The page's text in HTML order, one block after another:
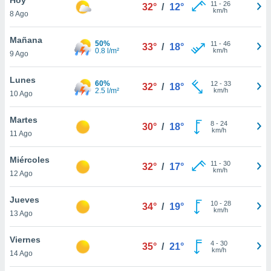
en
más
nuestra
de
cookies
aceptar
8 Ago
32° / 12° 11 - 26
km/h
Mañana
9 Ago
50%
0.8 l/m²
33° / 18° 11 - 46
km/h
Lunes
10 Ago
60%
2.5 l/m²
32° / 18° 12- 33
km/h
Martes
11 Ago
30° / 18° 8- 24
km/h
Miércoles
12 Ago
32° / 17° 11 - 30
km/h
Jueves
13 Ago
34° / 19° 10- 28
km/h
Viernes
14 Ago
35° / 21° 4- 30
km/h